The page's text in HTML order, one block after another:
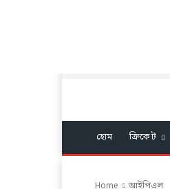
হোম ক্রিকেট
Home আইপিএল